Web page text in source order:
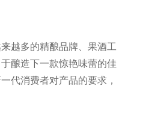
越多的精酿品牌、果酒工
酿造下一款惊艳味蕾的佳
代消费者对产品的要求，